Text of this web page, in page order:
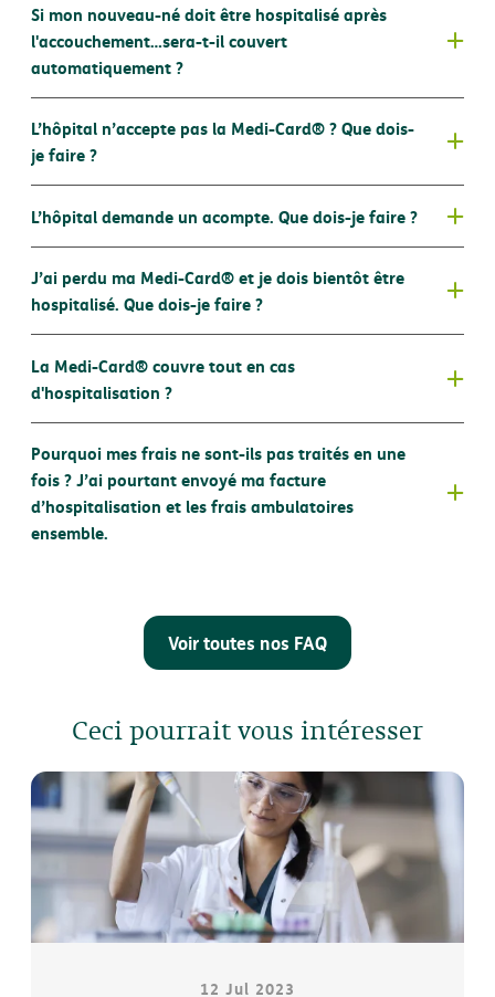
®
AssurPharma
®
®
Avez-vous bien payé votre prime d'assurance à temps
?
L’hôpital accepte-t-il la Medi-Card
? Vous trouverez
la liste complète de ces hôpitaux
point de vue médical (traitements esthétiques) ne
sont en effet pas couvertes.
guide d'hospitalisation
Il reste peut-être une prime non payée
Votre police d’assurance n’est plus valable
Les frais refusés lors d’une précédente admission n’ont
pas encore été remboursés
pas la Medi-Card ®
Contactez-nous
Si mon nouveau-né doit être hospitalisé après
l'accouchement…sera-t-il couvert
automatiquement ?
document d’affiliation
L’hôpital n’accepte pas la Medi-Card® ? Que dois-
je faire ?
®
ici application DKV
L’hôpital demande un acompte. Que dois-je faire ?
®
®
J’ai perdu ma Medi-Card® et je dois bientôt être
hospitalisé. Que dois-je faire ?
®
La Medi-Card® couvre tout en cas
d'hospitalisation ?
Pourquoi mes frais ne sont-ils pas traités en une
fois ? J’ai pourtant envoyé ma facture
d’hospitalisation et les frais ambulatoires
ensemble.
Voir toutes nos FAQ
Ceci pourrait vous intéresser
12 Jul 2023